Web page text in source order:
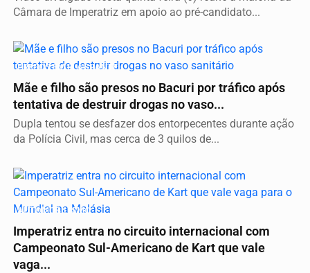
Câmara de Imperatriz em apoio ao pré-candidato...
PRESOS EM FLAGRANTE
Mãe e filho são presos no Bacuri por tráfico após
tentativa de destruir drogas no vaso...
Dupla tentou se desfazer dos entorpecentes durante ação
da Polícia Civil, mas cerca de 3 quilos de...
AUTOMOBILISMO
Imperatriz entra no circuito internacional com
Campeonato Sul-Americano de Kart que vale
vaga...